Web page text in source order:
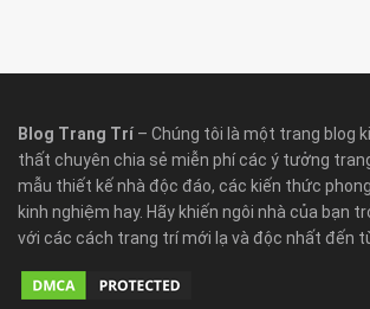
Blog Trang Trí – Chúng tôi là một trang blog
thất chuyên chia sẻ miễn phí các ý tưởng
mẫu thiết kế nhà độc đáo, các kiến thức
kinh nghiệm hay. Hãy khiến ngôi nhà của bạn
với các cách trang trí mới lạ và độc nhất đến